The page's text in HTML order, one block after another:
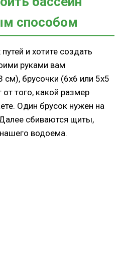
способом
и хотите создать
руками вам
см), брусочки (6х6 или 5х5
того, какой размер
Один брусок нужен на
сбиваются щиты,
водоема.